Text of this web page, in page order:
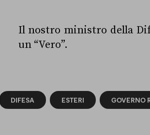
Il nostro ministro della
un “Vero”.
DIFESA ESTERI GOVERNO